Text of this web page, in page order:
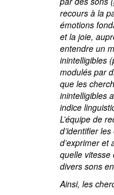
recours à la
émotions
et la joie,
entendre un
inintelligibles
modulés par
que les
inintelligibles
indice
L’équipe de
d’identifier
d’exprimer et
quelle vitesse
divers sons
Ainsi, les